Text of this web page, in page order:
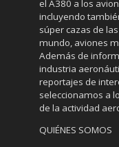
el A380 a los
incluyendo
súper cazas de
mundo, aviones
Además de
industria
reportajes de
seleccionamos a
de la actividad
QUIÉNES SOMOS